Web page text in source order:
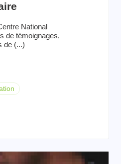
National
de témoignages,
de (...)